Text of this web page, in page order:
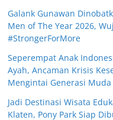
Galank Gunawan
Men of The Year 2026,
#StrongerForMore
Seperempat Anak
Ayah, Ancaman Krisis
Mengintai Generasi Muda
Jadi Destinasi Wisata
Klaten, Pony Park Siap